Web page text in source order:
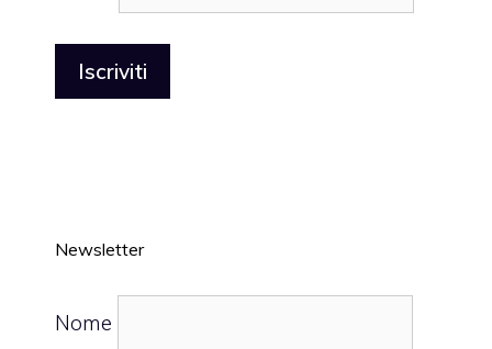
Newsletter
Nome